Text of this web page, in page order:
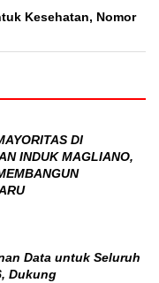
Kesehatan, Nomor
DI
INDUK MAGLIANO,
Data untuk Seluruh
Dukung